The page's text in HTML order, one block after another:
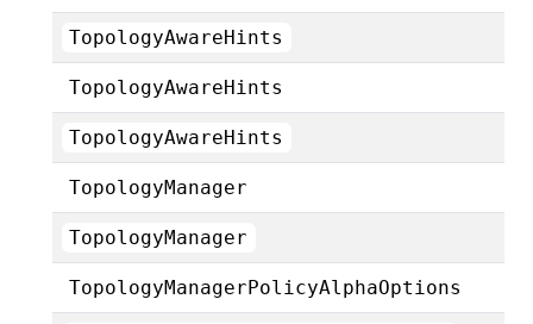
TopologyAwareHints
TopologyAwareHints
TopologyAwareHints
TopologyManager
TopologyManager
TopologyManagerPolicyAlphaOptions